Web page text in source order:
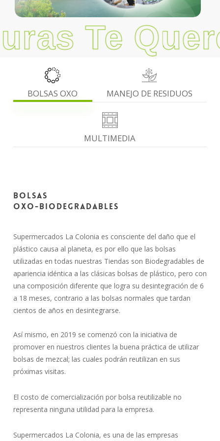
ambiente creando un impacto positivo en el
mismo.
OBJETIVO DE DESARROLLO SOSTENIBLE
Te
BOLSAS OXO MANEJO DE RESIDUOS
MULTIMEDIA
BOLSAS
OXO-BIODEGRADABLES
Supermercados La Colonia es consciente del daño que el
plástico causa al planeta, es por ello que las bolsas
utilizadas en todas nuestras Tiendas son Biodegradables de
apariencia idéntica a las clásicas bolsas de plástico, pero con
una composición diferente que logra su desintegración de 6
a 18 meses, contrario a las bolsas normales que tardan
cientos de años en desintegrarse.
Así mismo, en 2019 se comenzó con la iniciativa de
promover en nuestros clientes la buena práctica de utilizar
bolsas de mezcal; las cuales podrán reutilizan en sus
próximas visitas.
El costo de comercialización por bolsa reutilizable no
representa ninguna utilidad para la empresa.
Supermercados La Colonia, es una de las empresas